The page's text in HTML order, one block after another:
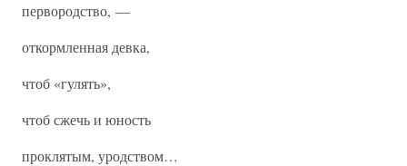
первородство, —
откормленная девка,
чтоб «гулять»,
чтоб сжечь и юность
проклятым, уродством…